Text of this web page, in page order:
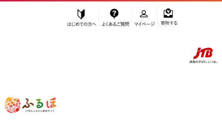
ふるぽ JTBのふるさと納税サイト
「ふるさと納税」TOP